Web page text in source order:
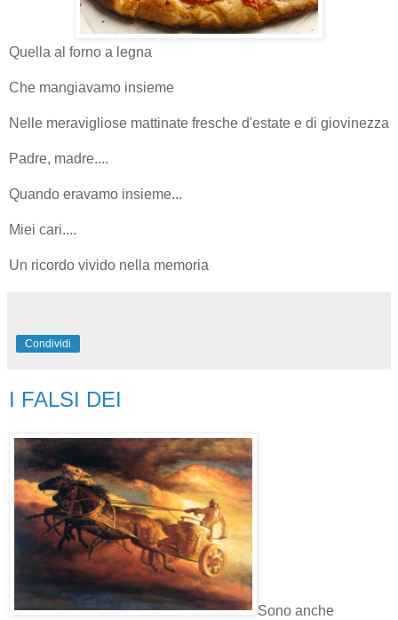
Quella al forno a legna
Che mangiavamo insieme
Nelle meravigliose mattinate fresche d'estate e di giovinezza
Padre, madre....
Quando eravamo insieme...
Miei cari....
Un ricordo vivido nella memoria
Condividi
I FALSI DEI
Sono anche